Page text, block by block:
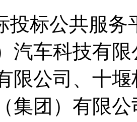
投标公共服
汽车科技有
限公司、十
集团）有限